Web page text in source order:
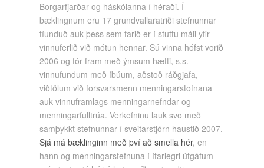
Borgarfjarðar og háskólanna í héraði. Í
bæklingnum eru 17 grundvallaratriði stefnunnar
tíunduð auk þess sem farið er í stuttu máli yfir
vinnuferlið við mótun hennar. Sú vinna hófst vorið
2006 og fór fram með ýmsum hætti, s.s.
vinnufundum með íbúum, aðstoð ráðgjafa,
viðtölum við forsvarsmenn menningarstofnana
auk vinnuframlags menningarnefndar og
menningarfulltrúa. Verkefninu lauk svo með
samþykkt stefnunnar í sveitarstjórn haustið 2007.
Sjá má bæklinginn með því að smella hér, en
hann og menningarstefnuna í ítarlegri útgáfum